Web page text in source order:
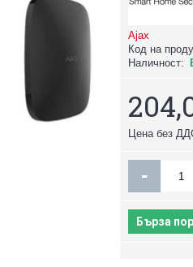
Ajax
Код на
Наличност:
Цена без
-
Бърза